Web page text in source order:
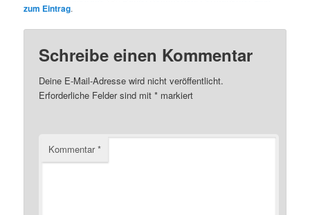
zum Eintrag.
Schreibe einen Kommentar
Deine E-Mail-Adresse wird nicht veröffentlicht.
Erforderliche Felder sind mit* markiert
Kommentar*